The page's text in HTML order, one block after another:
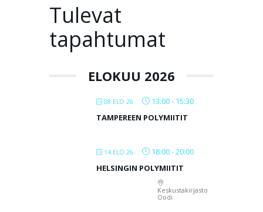
Tulevat
tapahtumat
ELOKUU 2026
08.ELO.26 13:00- 15:30
TAMPEREEN POLYMIITIT
14.ELO.26 18:00-20:00
HELSINGIN POLYMIITIT
Keskustakirjasto
Oodi